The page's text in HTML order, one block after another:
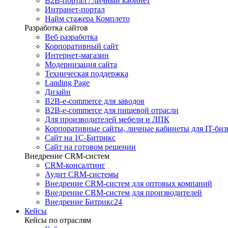
Интранет-портал
Найм стажера Комплето
Разработка сайтов
Веб разработка
Корпоративный сайт
Интернет-магазин
Модернизация сайта
Техническая поддержка
Landing Page
Дизайн
B2B-e-commerce для заводов
B2B-e-commerce для пищевой отрасли
Для производителей мебели и ЛПК
Корпоративные сайты, личные кабинеты для IT-
Сайт на 1С-Битрикс
Сайт на готовом решении
Внедрение CRM-систем
CRM-консалтинг
Аудит CRM-системы
Внедрение CRM-систем для оптовых компаний
Внедрение CRM-систем для производителей
Внедрение Битрикс24
Кейсы
Кейсы по отраслям